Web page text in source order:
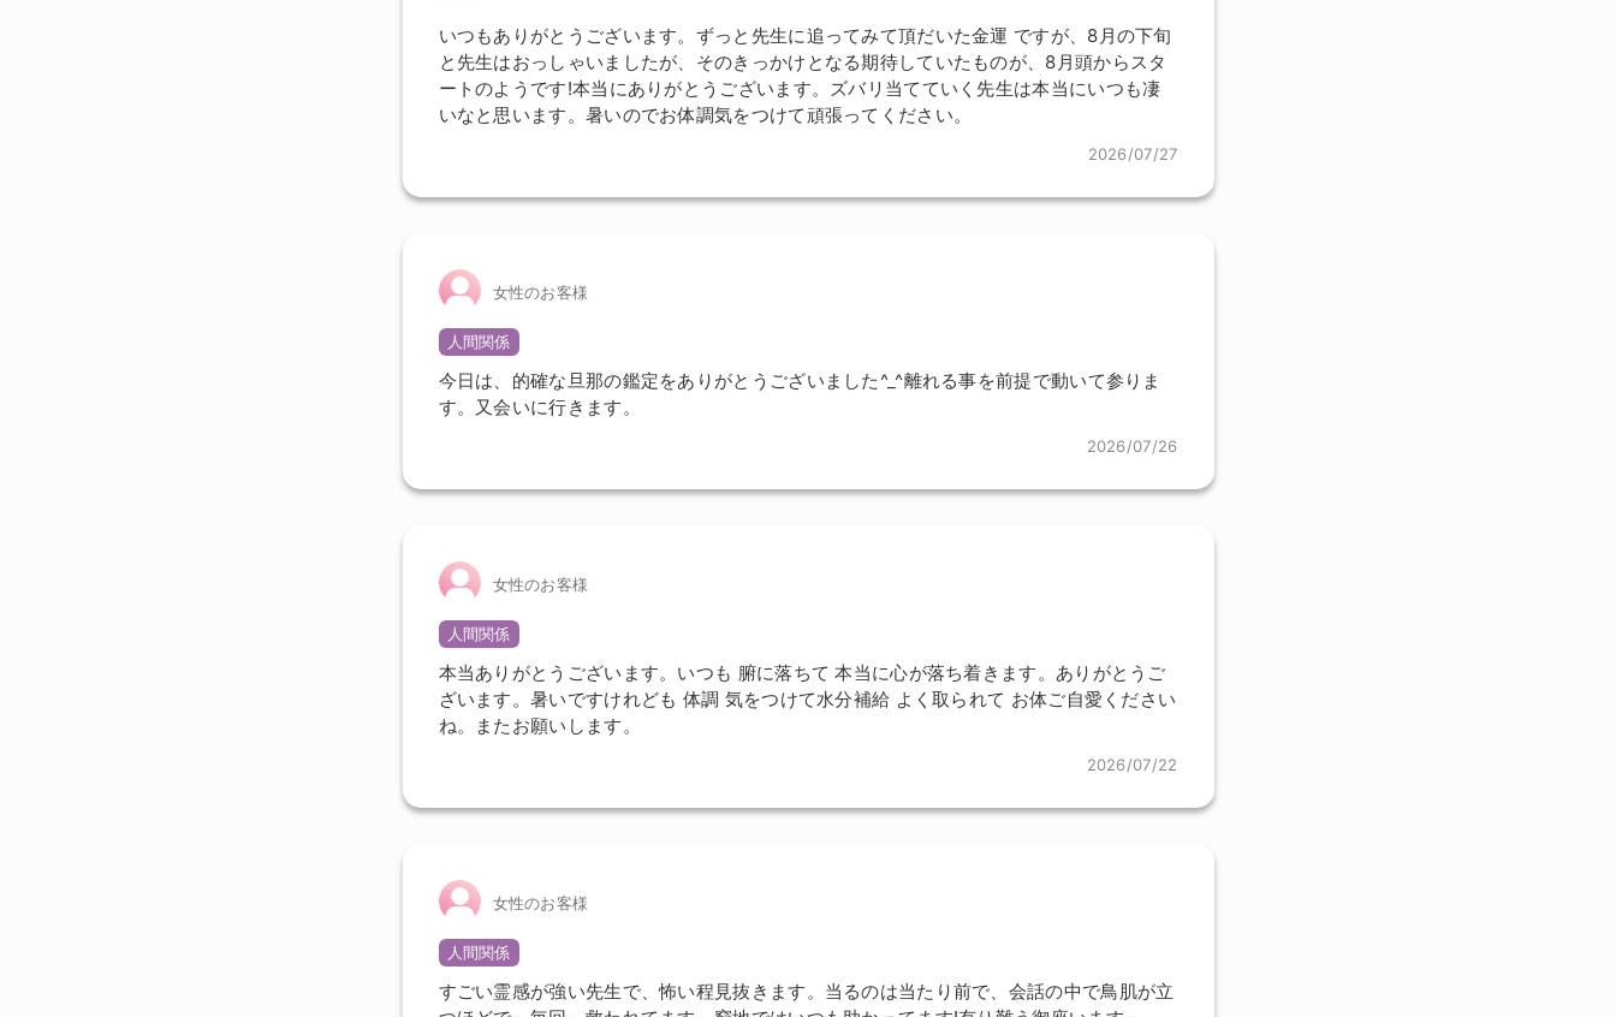
いつもありがとうございます。ずっと先生に追ってみて頂だいた金運 ですが、8月の下旬
と先生はおっしゃいましたが、そのきっかけとなる期待していたものが、8月頭からスタ
ートのようです!本当にありがとうございます。ズバリ当てていく先生は本当にいつも凄
いなと思います。暑いのでお体調気をつけて頑張ってください。
2026/07/27
女性のお客様
人間関係
今日は、的確な旦那の鑑定をありがとうございました^_^離れる事を前提で動いて参りま
す。又会いに行きます。
2026/07/26
女性のお客様
人間関係
本当ありがとうございます。いつも 腑に落ちて 本当に心が落ち着きます。ありがとうご
ざいます。暑いですけれども 体調 気をつけて水分補給 よく取られて お体ご自愛ください
ね。またお願いします。
2026/07/22
女性のお客様
人間関係
すごい霊感が強い先生で、怖い程見抜きます。当るのは当たり前で、会話の中で鳥肌が立